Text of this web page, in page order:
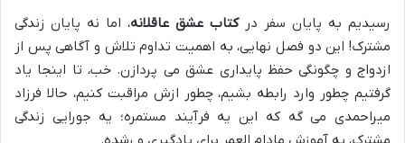
رسیدیم به پایان سفر درکتاب عشق عاقلانه، اما نه پایان زندگی
مشترک! این دو فصل نهایی، به اهمیت تداوم تلاش و آگاهی پس از
ازدواج و چگونگی حفظ پایداری عشق می پردازن. خب، تا اینجا یاد
گرفتیم چطور وارد رابطه بشیم، چطور ازش مراقبت کنیم، حالا فرزاد
میراحمدی می گه که این یه فرآیند مستمره؛ یه جورایی زندگی